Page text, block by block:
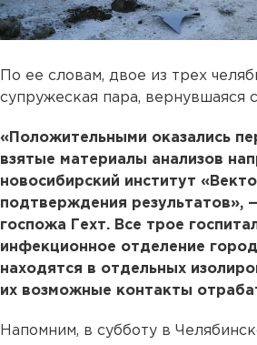
По ее словам, двое из трех
супружеская пара, вернувшаяся
«Положительными оказались
взятые материалы анализов
новосибирский институт
подтверждения результатов»,
госпожа Гехт. Все трое
инфекционное отделение
находятся в отдельных
их возможные контакты
Напомним, в субботу в